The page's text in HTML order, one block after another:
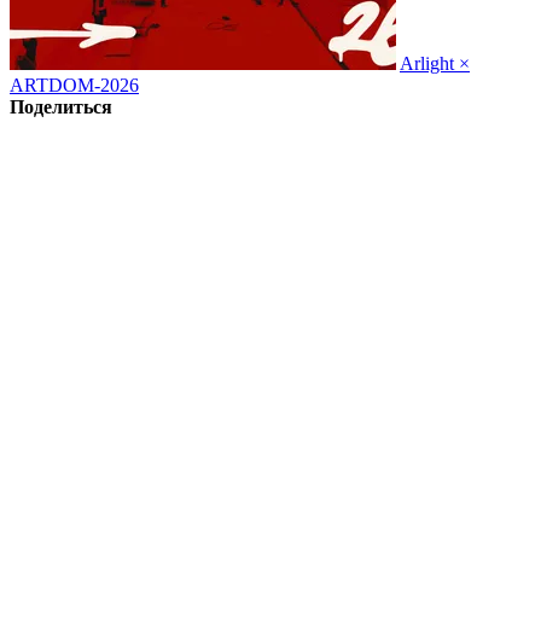
Arlight ×
ARTDOM-2026
Поделиться